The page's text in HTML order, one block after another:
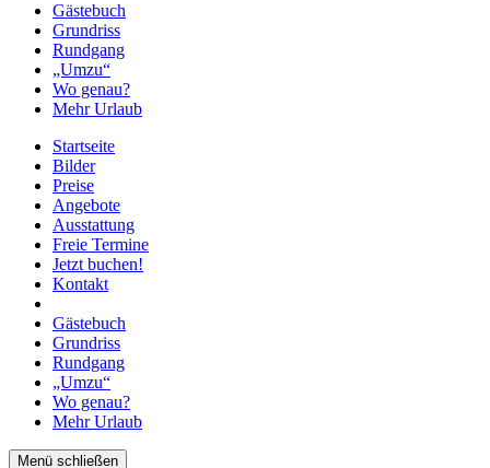
Gästebuch
Grundriss
Rundgang
„Umzu“
Wo genau?
Mehr Urlaub
Startseite
Bilder
Preise
Angebote
Ausstattung
Freie Termine
Jetzt buchen!
Kontakt
Gästebuch
Grundriss
Rundgang
„Umzu“
Wo genau?
Mehr Urlaub
Menü schließen